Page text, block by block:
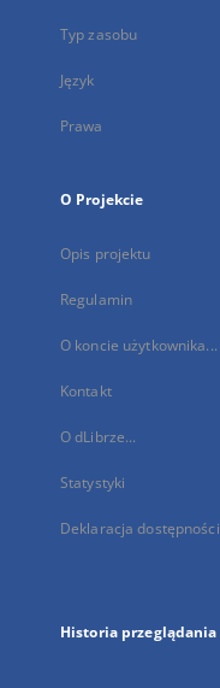
Typ zasobu
Język
Prawa
O Projekcie
Opis projektu
Regulamin
O koncie użytkownika...
Kontakt
O dLibrze...
Statystyki
Deklaracja dostępności
Historia przeglądania